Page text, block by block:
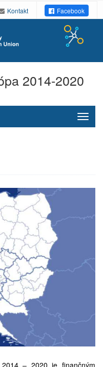
Kontakt Facebook
2014-2020